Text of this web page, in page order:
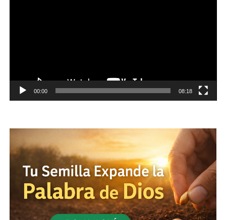
00:00 08:18